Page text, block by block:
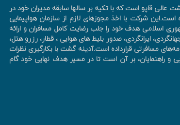
قاپو است که با تکیه بر سالها سابقه مدیران خود در
پرسنل کارآزموده فعالیت خود را از سال 1390 آغاز کرده است.این شرکت با اخذ مجوزهای لازم از سازمان هواپیمایی
اسلامی هدف خود را جلب رضایت کامل مسافران و ارائه
ايرانگردی، صدور بليط های هوايی ، قطار، رزرو هتل،
مسافرتی قرارداده است.آدینه گشت با بکارگیری نظرات
و راهنمایان، بر آن است تا در مسیر هدف نهایی خود گام